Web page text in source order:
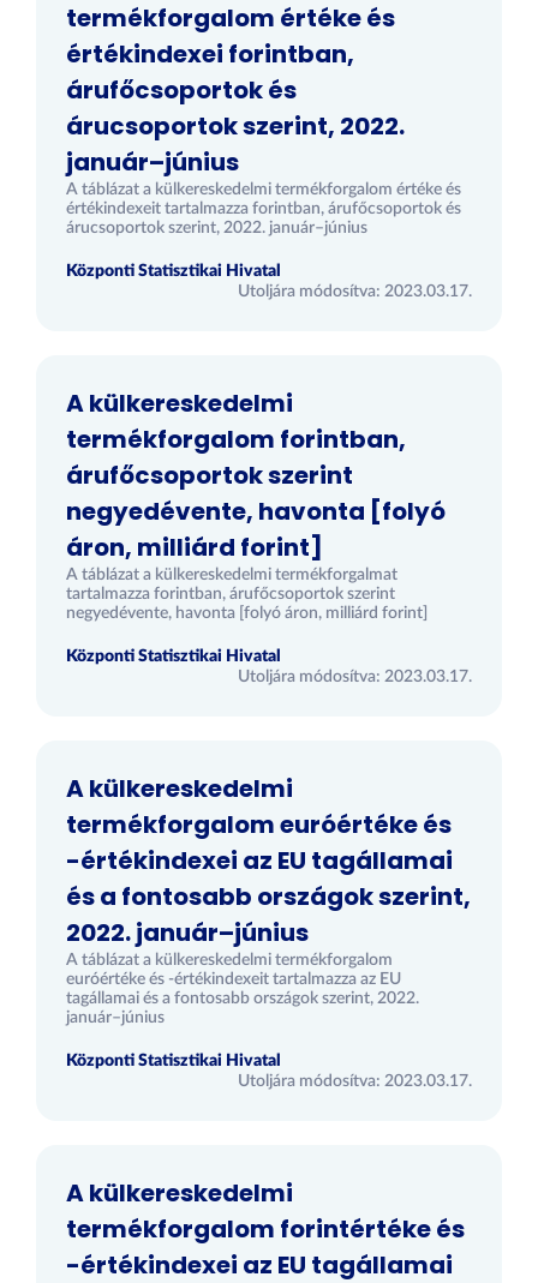
termékforgalom értéke és
értékindexei forintban,
árufőcsoportok és
árucsoportok szerint, 2022.
január–június
A táblázat a külkereskedelmi termékforgalom értéke és
értékindexeit tartalmazza forintban, árufőcsoportok és
árucsoportok szerint, 2022. január–június
Központi Statisztikai Hivatal
Utoljára módosítva: 2023.03.17.
A külkereskedelmi
termékforgalom forintban,
árufőcsoportok szerint
negyedévente, havonta [folyó
áron, milliárd forint]
A táblázat a külkereskedelmi termékforgalmat
tartalmazza forintban, árufőcsoportok szerint
negyedévente, havonta [folyó áron, milliárd forint]
Központi Statisztikai Hivatal
Utoljára módosítva: 2023.03.17.
A külkereskedelmi
termékforgalom euróértéke és
-értékindexei az EU tagállamai
és a fontosabb országok szerint,
2022. január–június
A táblázat a külkereskedelmi termékforgalom
euróértéke és -értékindexeit tartalmazza az EU
tagállamai és a fontosabb országok szerint, 2022.
január–június
Központi Statisztikai Hivatal
Utoljára módosítva: 2023.03.17.
A külkereskedelmi
termékforgalom forintértéke és
-értékindexei az EU tagállamai